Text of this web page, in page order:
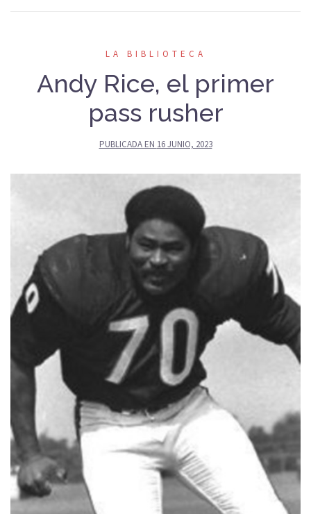
LA BIBLIOTECA
Andy Rice, el primer
pass rusher
PUBLICADA EN 16 JUNIO, 2023